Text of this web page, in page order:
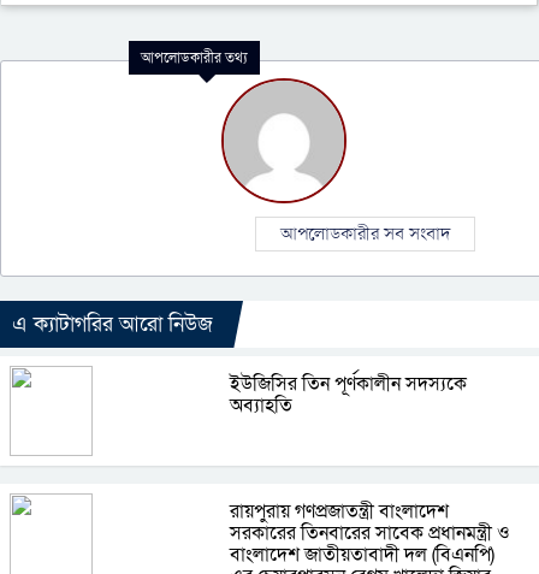
আপলোডকারীর তথ্য
আপলোডকারীর সব সংবাদ
এ ক্যাটাগরির আরো নিউজ
ইউজিসির তিন পূর্ণকালীন সদস্যকে
অব্যাহতি
রায়পুরায় গণপ্রজাতন্ত্রী বাংলাদেশ
সরকারের তিনবারের সাবেক প্রধানমন্ত্রী ও
বাংলাদেশ জাতীয়তাবাদী দল (বিএনপি)